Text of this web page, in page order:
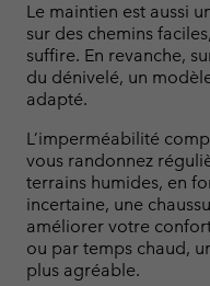
Le maintien est aussi
sur des chemins
suffire. En revanche,
du dénivelé, un
adapté.
L’imperméabilité
vous randonnez
terrains humides, en
incertaine, une
améliorer votre
ou par temps chaud,
plus agréable.